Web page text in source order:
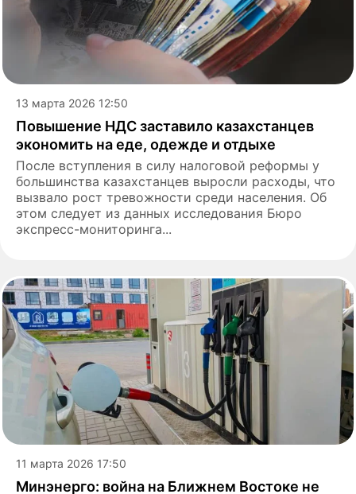
13 марта 2026 12:50
Повышение НДС заставило казахстанцев
экономить на еде, одежде и отдыхе
После вступления в силу налоговой реформы у
большинства казахстанцев выросли расходы, что
вызвало рост тревожности среди населения. Об
этом следует из данных исследования Бюро
экспресс-мониторинга...
11 марта 2026 17:50
Минэнерго: война на Ближнем Востоке не